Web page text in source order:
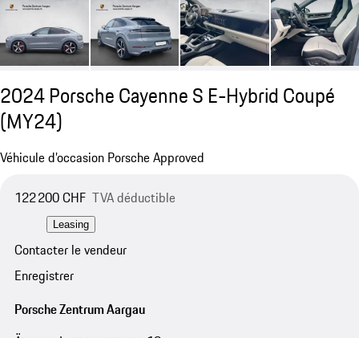
2024 Porsche Cayenne S E-Hybrid Coupé
(MY24)
Véhicule d’occasion Porsche Approved
122 200 CHF TVA déductible
Leasing
Contacter le vendeur
Enregistrer
Porsche Zentrum Aargau